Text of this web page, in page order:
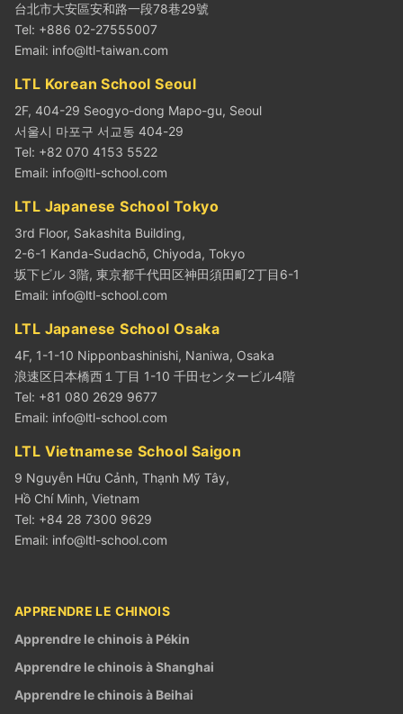
台北市大安區安和路一段78巷29號
Tel: +886 02-27555007
Email: info@ltl-taiwan.com
LTL Korean School Seoul
2F, 404-29 Seogyo-dong Mapo-gu, Seoul
서울시 마포구 서교동 404-29
Tel: +82 070 4153 5522
Email: info@ltl-school.com
LTL Japanese School Tokyo
3rd Floor, Sakashita Building,
2-6-1 Kanda-Sudachō, Chiyoda, Tokyo
坂下ビル 3階, 東京都千代田区神田須田町2丁目6-1
Email: info@ltl-school.com
LTL Japanese School Osaka
4F, 1-1-10 Nipponbashinishi, Naniwa, Osaka
浪速区日本橋西１丁目 1-10 千田センタービル4階
Tel: +81 080 2629 9677
Email: info@ltl-school.com
LTL Vietnamese School Saigon
9 Nguyễn Hữu Cảnh, Thạnh Mỹ Tây,
Hồ Chí Minh, Vietnam
Tel: +84 28 7300 9629
Email: info@ltl-school.com
APPRENDRE LE CHINOIS
Apprendre le chinois à Pékin
Apprendre le chinois à Shanghai
Apprendre le chinois à Beihai